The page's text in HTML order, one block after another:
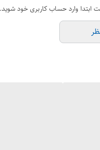
لوکس
کفش علاوه بر تنفس‌پذیری بالا،
ابتدا وارد حساب کاربری خود شوید.